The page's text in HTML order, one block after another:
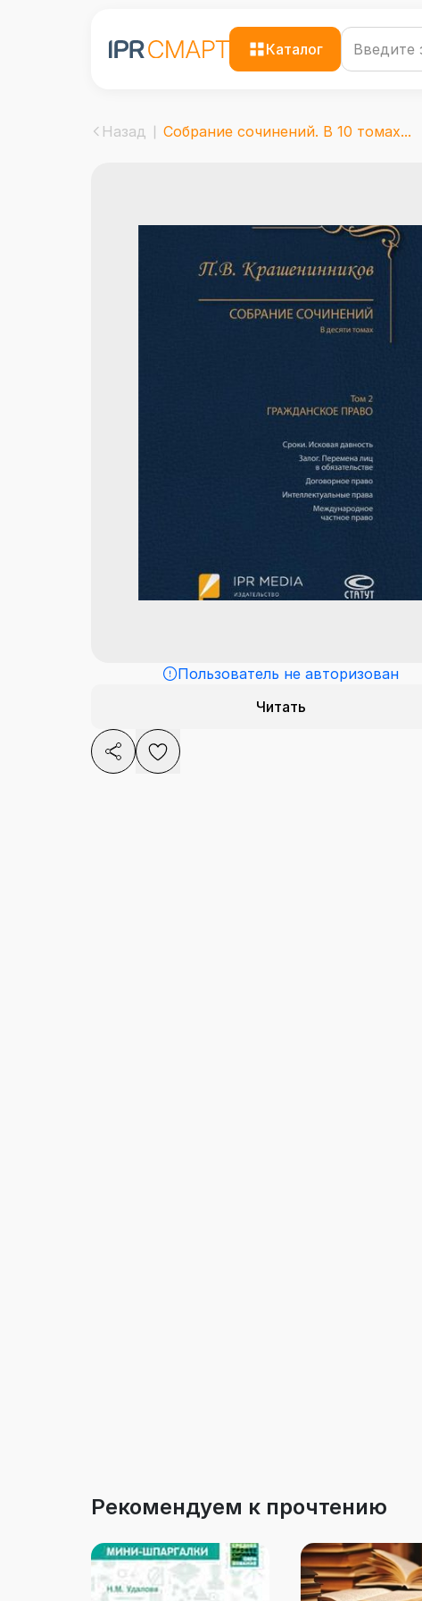
Каталог
Назад Собрание сочинений. В 10 томах...
Пользователь не авторизован
Читать
Рекомендуем к прочтению